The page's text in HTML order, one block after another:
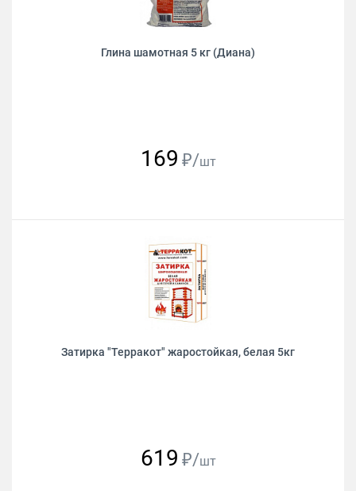
Глина шамотная 5 кг (Диана)
169 ₽/шт
Затирка "Терракот" жаростойкая, белая 5кг
619 ₽/шт